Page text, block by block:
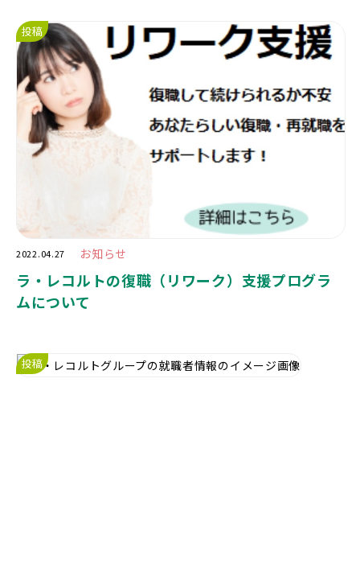
投稿
2022.04.27 お知らせ
ラ・レコルトの復職（リワーク）支援プログラ
ムについて
投稿